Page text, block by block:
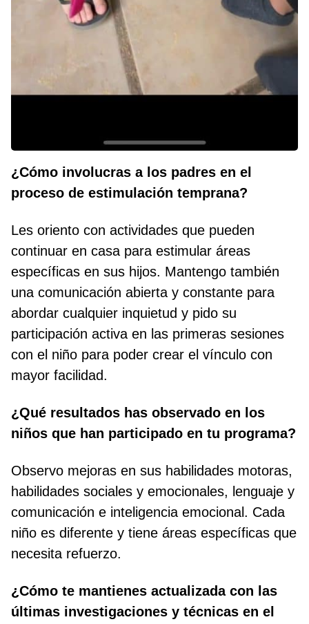
¿Cómo involucras a los padres en el
proceso de estimulación temprana?
Les oriento con actividades que pueden
continuar en casa para estimular áreas
específicas en sus hijos. Mantengo también
una comunicación abierta y constante para
abordar cualquier inquietud y pido su
participación activa en las primeras sesiones
con el niño para poder crear el vínculo con
mayor facilidad.
¿Qué resultados has observado en los
niños que han participado en tu programa?
Observo mejoras en sus habilidades motoras,
habilidades sociales y emocionales, lenguaje y
comunicación e inteligencia emocional. Cada
niño es diferente y tiene áreas específicas que
necesita refuerzo.
¿Cómo te mantienes actualizada con las
últimas investigaciones y técnicas en el